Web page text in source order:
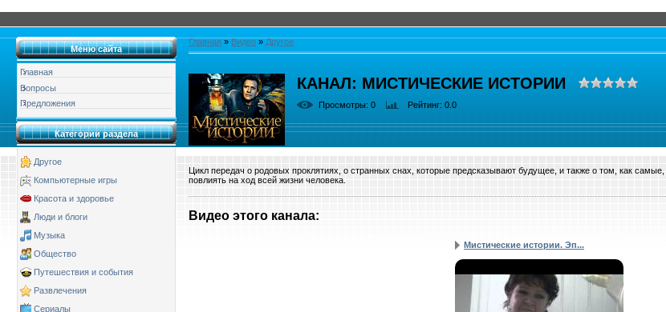
Меню сайта
Главная
Вопросы
Предложения
Категории раздела
Другое
Компьютерные игры
Красота и здоровье
Люди и блоги
Музыка
Общество
Путешествия и события
Развлечения
Сериалы
Главная » Видео » Другое
КАНАЛ: МИСТИЧЕСКИЕ ИСТОРИИ
Просмотры: 0 Рейтинг: 0.0
Цикл передач о родовых проклятиях, о странных снах, которые предсказывают будущее, и также о том, как
повлиять на ход всей жизни человека.
Видео этого канала:
Мистические истории. Эп...